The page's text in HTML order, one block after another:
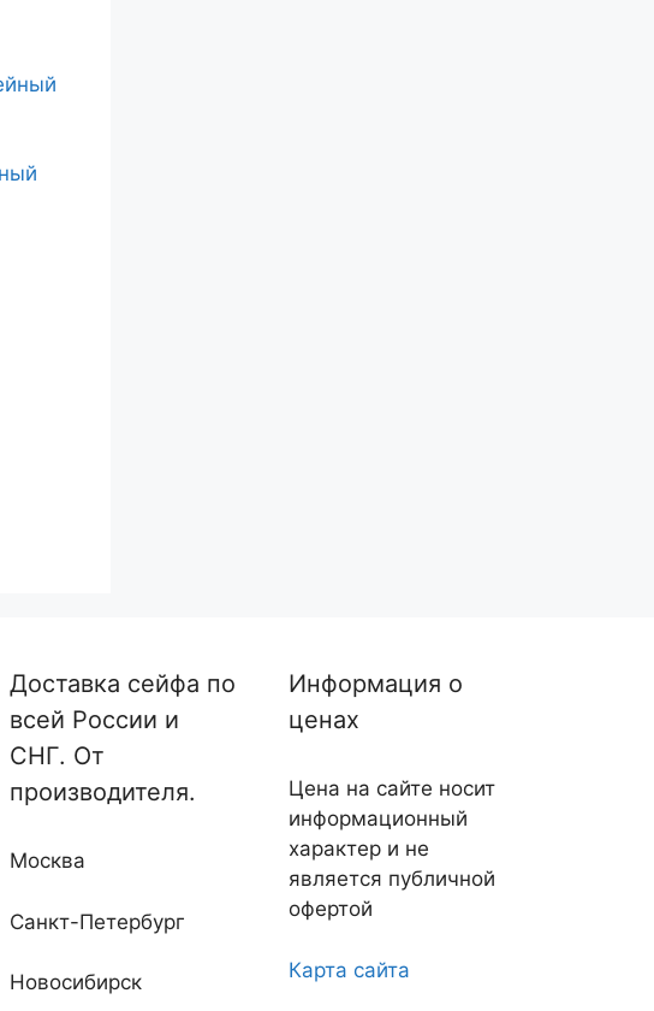
Доставка сейфа по
всей России и
СНГ. От
производителя.
Москва
Санкт-Петербург
Новосибирск
Информация о
ценах
Цена на сайте носит
информационный
характер и не
является публичной
офертой
Карта сайта